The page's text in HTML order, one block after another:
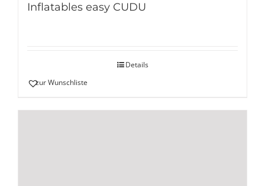
Inflatables easy CUDU
Details
zur Wunschliste